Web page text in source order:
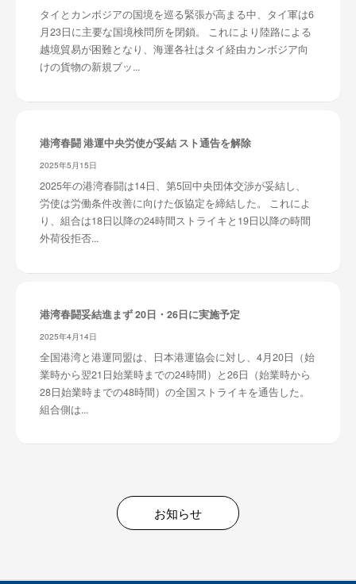
タイとカンボジアの国境を巡る緊張が高まる中、タイ軍は6
月23日に主要な国境検問所を閉鎖。 これにより陸路による
越境貿易が困難となり、海運各社はタイ経由カンボジア向
けの貨物の新規ブッ...
港湾春闘 港運中央労使が妥結 スト通告を解除
2025年5月15日
2025年の港湾春闘は14日、第5回中央団体交渉が妥結し、
労使は労働条件改善に向けた仮協定を締結した。 これによ
り、組合は18日以降の24時間ストライキと19日以降の時間
外荷役拒否...
港湾春闘妥結進まず 20日・26日に実施予定
2025年4月14日
全国港湾と港運同盟は、日本港運協会に対し、4月20日（始
業時から翌21日始業時までの24時間）と26日（始業時から
28日始業時までの48時間）の全国ストライキを通告した。
組合側は...
お知らせ